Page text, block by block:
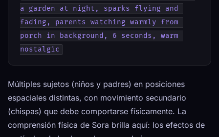
a garden at night, sparks flying and
fading, parents watching warmly from
porch in background, 6 seconds, warm
nostalgic
Múltiples sujetos (niños y padres) en posiciones
espaciales distintas, con movimiento secundario
(chispas) que debe comportarse físicamente. La
comprensión física de Sora brilla aquí: los efectos de